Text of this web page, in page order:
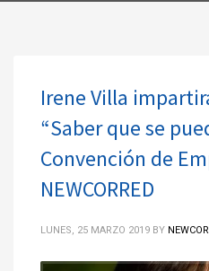
Irene Villa
“Saber que se
Convención de
NEWCORRED
LUNES, 25 MARZO 2019 BY